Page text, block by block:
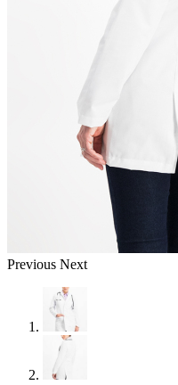
Previous Next